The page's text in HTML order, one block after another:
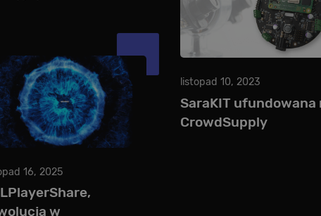
listopad 10, 2023
SaraKIT ufundowana
CrowdSupply
16, 2025
w